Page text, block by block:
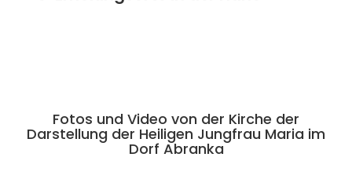
Fotos und Video von der Kirche der
Darstellung der Heiligen Jungfrau Maria im
Dorf Abranka